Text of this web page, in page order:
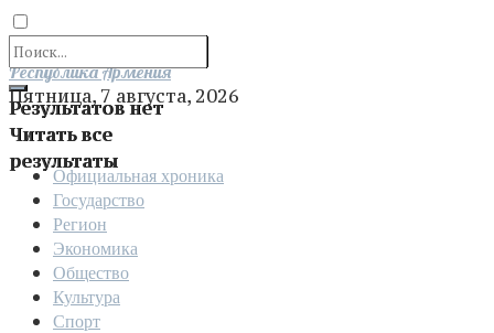
Результатов нет
Читать все
результаты
Отправить
Республика Армения
Пятница, 7 августа, 2026
Официальная хроника
Государство
Регион
Экономика
Общество
Культура
Спорт